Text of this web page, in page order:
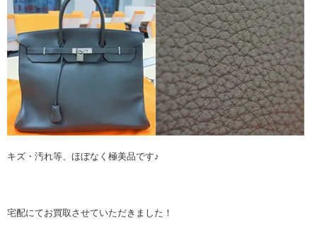
キズ・汚れ等、ほぼなく極美品です♪
宅配にてお買取させていただきました！